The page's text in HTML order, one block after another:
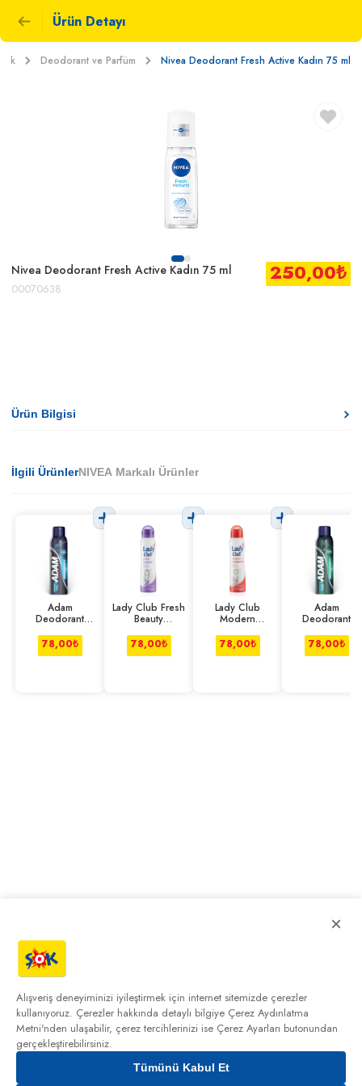
Ürün Detayı
Deodorant ve Parfüm Nivea Deodorant Fresh Active Kadın 75 ml
Nivea Deodorant Fresh Active Kadın 75 ml
00070638
250,00₺
Ürün Bilgisi
İlgili ÜrünlerNIVEA Markalı Ürünler
Adam
Deodorant
78,00₺
Lady Club Fresh
Beauty
ml
78,00₺
Lady Club
Modern
Deodorant 150
Ml
78,00₺
Adam
Deodorant
78,00₺
×
Alışveriş deneyiminizi iyileştirmek için internet sitemizde çerezler
kullanıyoruz. Çerezler hakkında detaylı bilgiye Çerez Aydınlatma
Metni'nden ulaşabilir, çerez tercihlerinizi ise Çerez Ayarları butonundan
gerçekleştirebilirsiniz.
Tümünü Kabul Et